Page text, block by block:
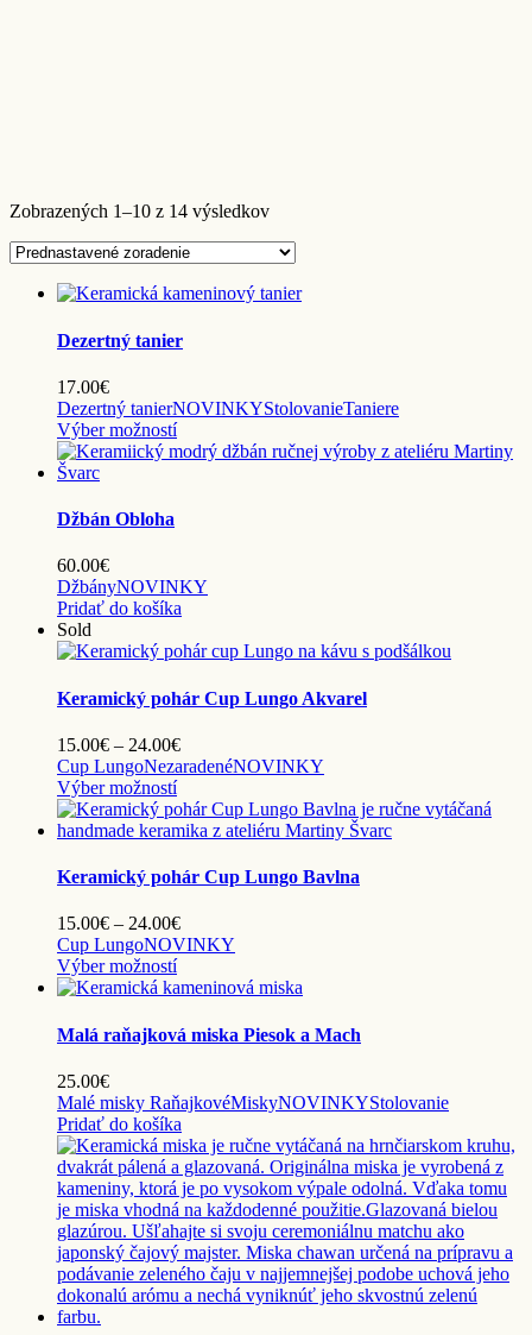
Zobrazených 1–10 z 14 výsledkov
Dezertný tanier
17.00€
Dezertný tanierNOVINKYStolovanieTaniere
Výber možnostíTento
produkt
môžete
vybrať
na
stránke
produktu.
Džbán Obloha
60.00€
DžbányNOVINKY
Pridať do košíka
Sold
Keramický pohár Cup Lungo Akvarel
15.00€ – 24.00€Price
range:
through
24.00€
Cup LungoNezaradenéNOVINKY
Výber možnostíTento
produkt
má
variantov.
Možnosti
si
môžete
vybrať
na
stránke
Keramický pohár Cup Lungo Bavlna
15.00€ – 24.00€Price
range:
through
Cup LungoNOVINKY
Výber možnostíTento
produkt
viacero
variantov.
si
môžete
vybrať
na
stránke
produktu.
Malá raňajková miska Piesok a Mach
25.00€
Malé misky RaňajkovéMiskyNOVINKYStolovanie
Pridať do košíka